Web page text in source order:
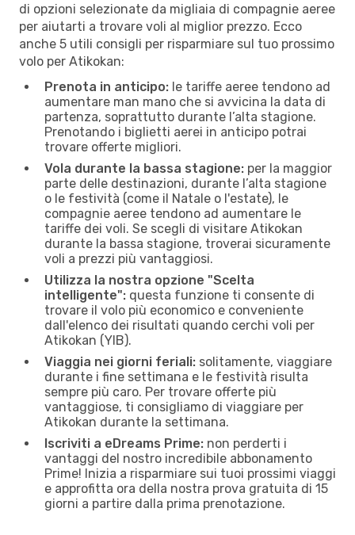
di opzioni selezionate da migliaia di compagnie aeree
per aiutarti a trovare voli al miglior prezzo. Ecco
anche 5 utili consigli per risparmiare sul tuo prossimo
volo per Atikokan:
Prenota in anticipo: le tariffe aeree tendono ad
aumentare man mano che si avvicina la data di
partenza, soprattutto durante l’alta stagione.
Prenotando i biglietti aerei in anticipo potrai
trovare offerte migliori.
Vola durante la bassa stagione: per la maggior
parte delle destinazioni, durante l’alta stagione
o le festività (come il Natale o l'estate), le
compagnie aeree tendono ad aumentare le
tariffe dei voli. Se scegli di visitare Atikokan
durante la bassa stagione, troverai sicuramente
voli a prezzi più vantaggiosi.
Utilizza la nostra opzione "Scelta
intelligente": questa funzione ti consente di
trovare il volo più economico e conveniente
dall'elenco dei risultati quando cerchi voli per
Atikokan (YIB).
Viaggia nei giorni feriali: solitamente, viaggiare
durante i fine settimana e le festività risulta
sempre più caro. Per trovare offerte più
vantaggiose, ti consigliamo di viaggiare per
Atikokan durante la settimana.
Iscriviti a eDreams Prime: non perderti i
vantaggi del nostro incredibile abbonamento
Prime! Inizia a risparmiare sui tuoi prossimi viaggi
e approfitta ora della nostra prova gratuita di 15
giorni a partire dalla prima prenotazione.